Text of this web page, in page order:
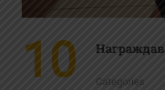
10 Categories